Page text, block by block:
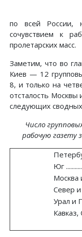
по всей России,
сочувствием к
пролетарских масс.
Заметим, что во
Киев — 12
8, и только на
отсталость Москвы
следующих
Число
рабочую газету
Юг
Москва
Север и
Урал и